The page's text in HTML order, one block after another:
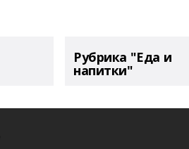
Рубрика "Еда и
напитки"